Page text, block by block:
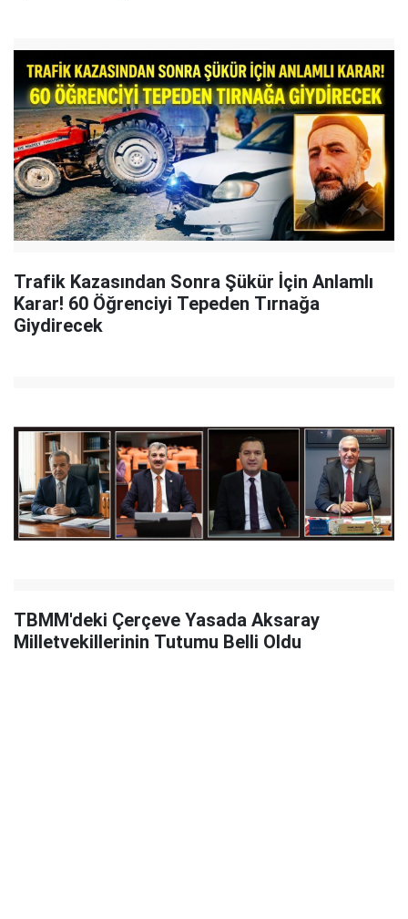
Trafik Kazasından Sonra Şükür İçin Anlamlı
Karar! 60 Öğrenciyi Tepeden Tırnağa
Giydirecek
TBMM'deki Çerçeve Yasada Aksaray
Milletvekillerinin Tutumu Belli Oldu